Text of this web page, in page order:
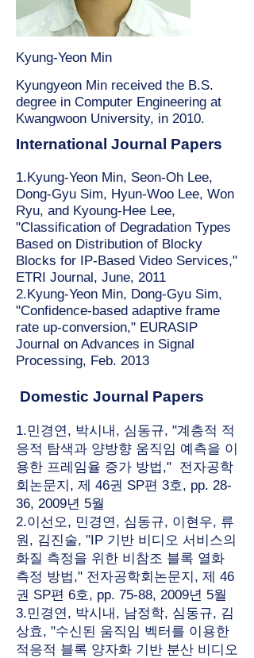
Kyung-Yeon Min
Kyungyeon Min received the B.S.
degree in Computer Engineering at
Kwangwoon University, in 2010.
International Journal Papers
1.Kyung-Yeon Min, Seon-Oh Lee,
Dong-Gyu Sim, Hyun-Woo Lee, Won
Ryu, and Kyoung-Hee Lee,
"Classification of Degradation Types
Based on Distribution of Blocky
Blocks for IP-Based Video Services,"
ETRI Journal, June, 2011
2.Kyung-Yeon Min, Dong-Gyu Sim,
"Confidence-based adaptive frame
rate up-conversion," EURASIP
Journal on Advances in Signal
Processing, Feb. 2013
Domestic Journal Papers
1.민경연, 박시내, 심동규, "계층적 적
응적 탐색과 양방향 움직임 예측을 이
용한 프레임율 증가 방법," 전자공학
회논문지, 제 46권 SP편 3호, pp. 28-
36, 2009년 5월
2.이선오, 민경연, 심동규, 이현우, 류
원, 김진술, "IP 기반 비디오 서비스의
화질 측정을 위한 비참조 블록 열화
측정 방법," 전자공학회논문지, 제 46
권 SP편 6호, pp. 75-88, 2009년 5월
3.민경연, 박시내, 남정학, 심동규, 김
상효, "수신된 움직임 벡터를 이용한
적응적 블록 양자화 기반 분산 비디오